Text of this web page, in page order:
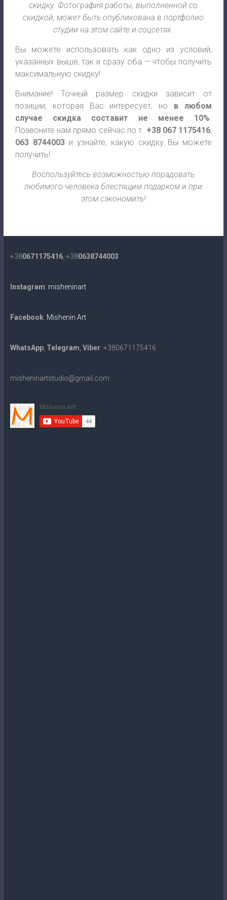
скидку.Фотография работы, выполненной со
скидкой, может быть опубликована в портфолио
студии на этом сайте и соцсетях.
Вы можете использовать как одно из условий,
указанных выше, так и сразу оба — чтобы получить
максимальную скидку!
Внимание! Точный размер скидки зависит от
позиции, которая Вас интересует, но в любом
случае скидка составит не менее 10%.
Позвоните нам прямо сейчас по т. +38 067 1175416,
063 8744003и узнайте, какую скидку Вы можете
получить!
Воспользуйтесь возможностью порадовать
любимого человека блестящим подарком и при
этом сэкономить!
+380671175416, +380638744003
Instagram: misheninart
Facebook: Mishenin Art
WhatsApp, Telegram Viber: +380671175416
misheninartstudio@gmail.com